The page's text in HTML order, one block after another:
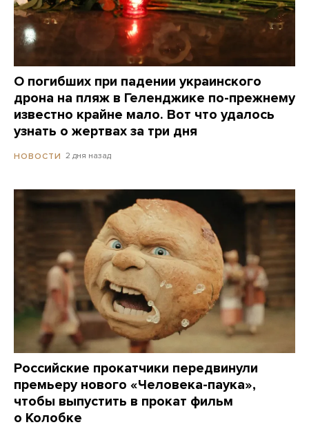
О погибших при падении украинского
дрона на пляж в Геленджике по-прежнему
известно крайне мало. Вот что удалось
узнать о жертвах за три дня
НОВОСТИ 2 дня назад
Российские прокатчики передвинули
премьеру нового «Человека-паука»,
чтобы выпустить в прокат фильм
о Колобке